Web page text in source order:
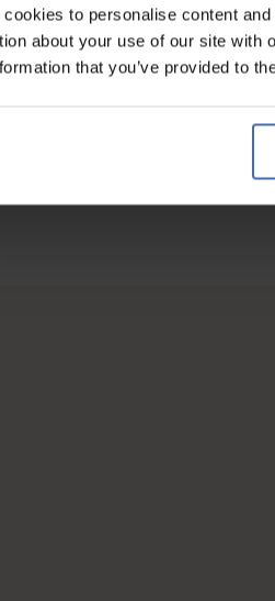
cookies to personalise content
about your use of our site with
that you’ve provided to